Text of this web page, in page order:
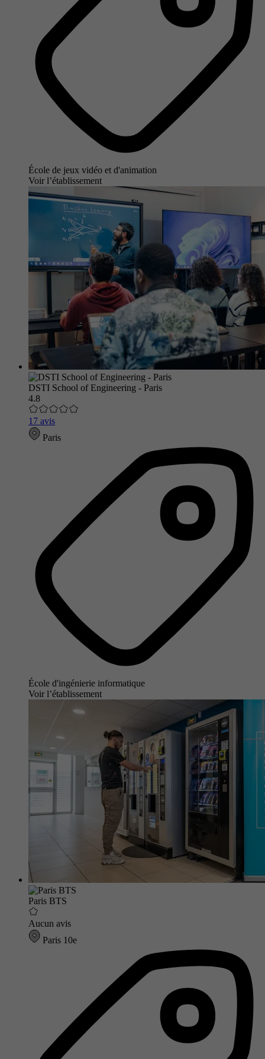
École de jeux vidéo et d'animation
Voir l’établissement
DSTI School of Engineering - Paris
4.8
17 avis
Paris
École d'ingénierie informatique
Voir l’établissement
Paris BTS
Aucun avis
Paris 10e